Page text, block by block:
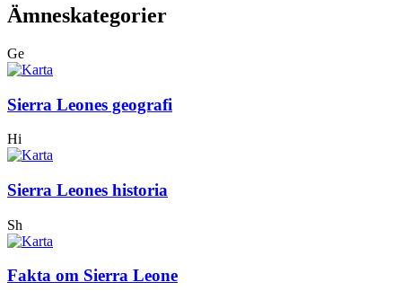
Ämneskategorier
Ge
Sierra Leones geografi
Hi
Sierra Leones historia
Sh
Fakta om Sierra Leone